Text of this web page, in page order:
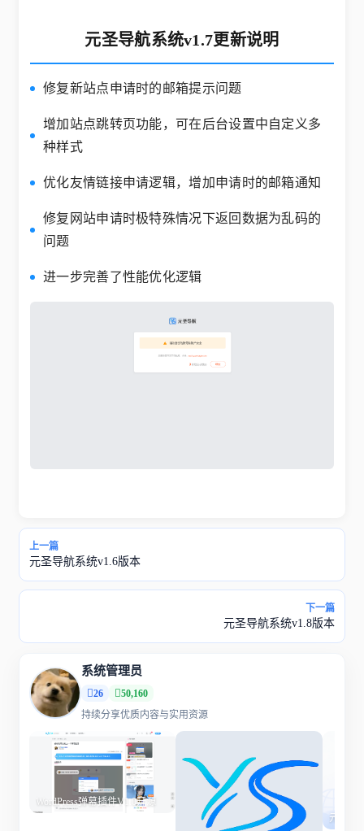
元圣导航系统v1.7更新说明
修复新站点申请时的邮箱提示问题
增加站点跳转页功能，可在后台设置中自定义多
种样式
优化友情链接申请逻辑，增加申请时的邮箱通知
修复网站申请时极特殊情况下返回数据为乱码的
问题
进一步完善了性能优化逻辑
上一篇
元圣导航系统v1.6版本
下一篇
元圣导航系统v1.8版本
系统管理员
26
50,160
持续分享优质内容与实用资源
WordPress弹幕插件V1.0开源
元圣导